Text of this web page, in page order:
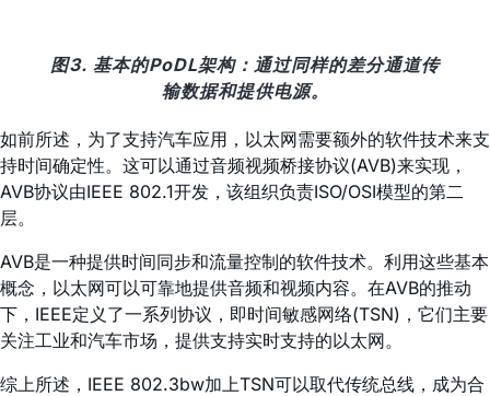
图3. 基本的PoDL架构：通过同样的差分通道传
输数据和提供电源。
如前所述，为了支持汽车应用，以太网需要额外的软件技术来支
持时间确定性。这可以通过音频视频桥接协议(AVB)来实现，
AVB协议由IEEE 802.1开发，该组织负责ISO/OSI模型的第二
层。
AVB是一种提供时间同步和流量控制的软件技术。利用这些基本
概念，以太网可以可靠地提供音频和视频内容。在AVB的推动
下，IEEE定义了一系列协议，即时间敏感网络(TSN)，它们主要
关注工业和汽车市场，提供支持实时支持的以太网。
综上所述，IEEE 802.3bw加上TSN可以取代传统总线，成为合